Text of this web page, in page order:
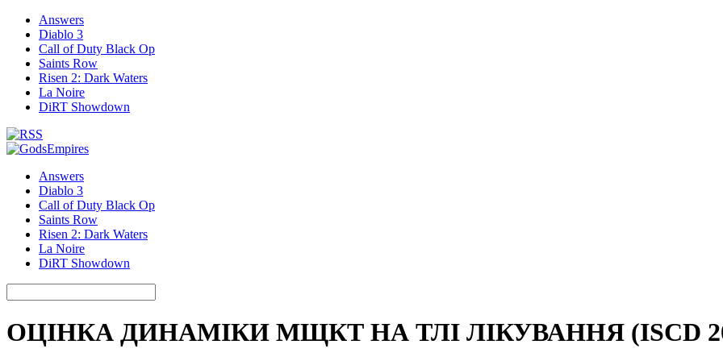
Answers
Diablo 3
Call of Duty Black Op
Saints Row
Risen 2: Dark Waters
La Noire
DiRT Showdown
Answers
Diablo 3
Call of Duty Black Op
Saints Row
Risen 2: Dark Waters
La Noire
DiRT Showdown
ОЦІНКА ДИНАМІКИ МЩКТ НА ТЛІ ЛІКУВАННЯ (ISCD